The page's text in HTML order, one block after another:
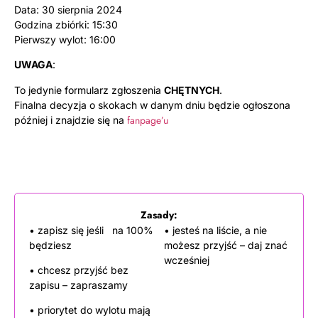
Data: 30 sierpnia 2024
Godzina zbiórki: 15:30
Pierwszy wylot: 16:00
UWAGA:
To jedynie formularz zgłoszenia CHĘTNYCH.
Finalna decyzja o skokach w danym dniu będzie ogłoszona
później i znajdzie się na fanpage’u
Zasady:
• zapisz się jeśli na 100%
będziesz
• chcesz przyjść bez
zapisu – zapraszamy
• priorytet do wylotu mają
• jesteś na liście, a nie
możesz przyjść – daj znać
wcześniej